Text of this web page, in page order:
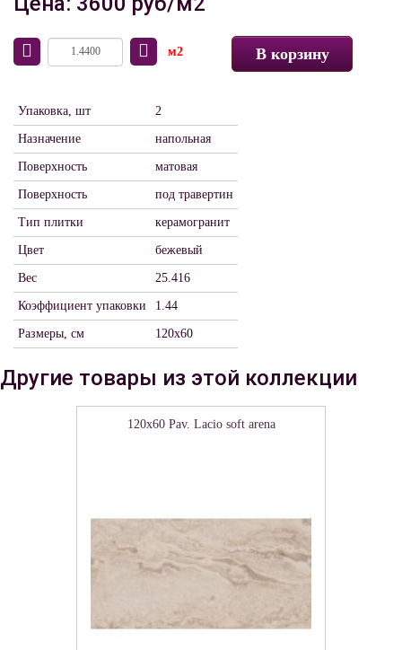
м2 В корзину
Упаковка, шт 2
Назначение напольная
Поверхность матовая
Поверхность под травертин
Тип плитки керамогранит
Цвет бежевый
Вес 25.416
Коэффициент упаковки 1.44
Размеры, см 120x60
Другие товары из этой коллекции
120x60 Pav. Lacio soft arena